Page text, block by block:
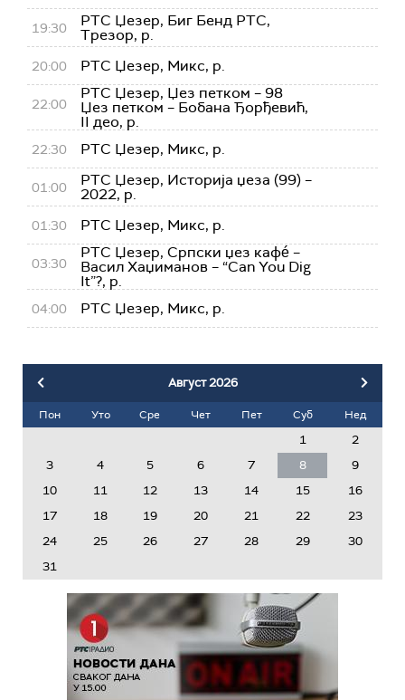
19:30 РТС Џезер, Биг Бенд РТС,
Трезор, р.
20:00 РТС Џезер, Микс, р.
22:00
РТС Џезер, Џез петком – 98
Џез петком – Бобана Ђорђевић,
II део, р.
22:30 РТС Џезер, Микс, р.
01:00 РТС Џезер, Историја џеза (99) –
2022, р.
01:30 РТС Џезер, Микс, р.
03:30
РТС Џезер, Српски џез кафé –
Васил Хаџиманов – “Can You Dig
It”?, р.
04:00 РТС Џезер, Микс, р.
Август 2026
Пон Уто Сре Чет Пет Суб Нед
1
2
3
4 5 6 7 8
9
10
11 12 13 14 15
16
17
18 19 20 21 22
23
24
25 26 27 28 29
30
31